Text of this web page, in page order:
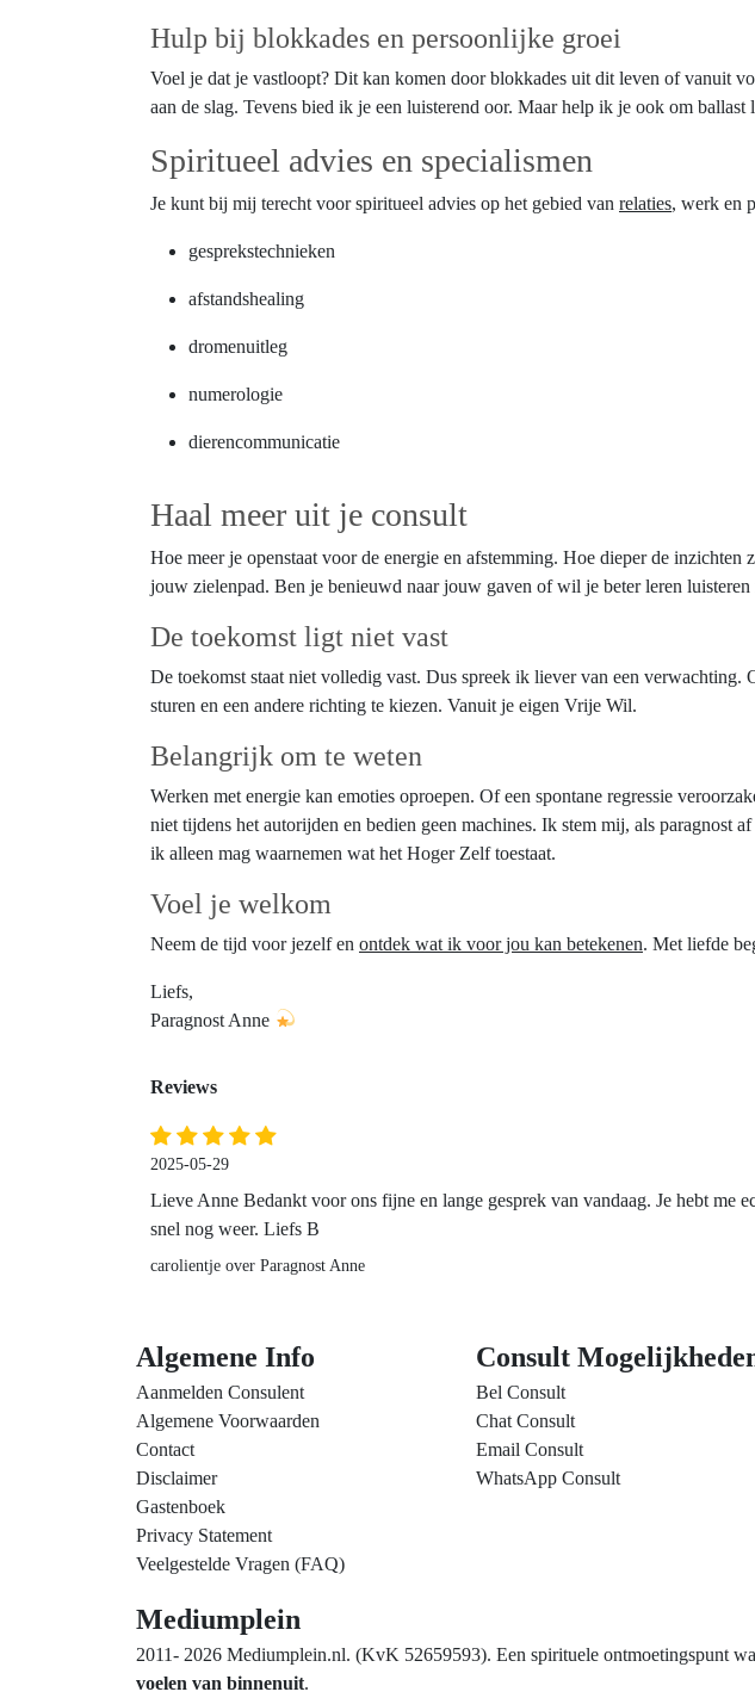
Hulp bij blokkades en persoonlijke groei
Voel je dat je vastloopt? Dit kan komen door blokkades uit dit leven of vanuit
aan de slag. Tevens bied ik je een luisterend oor. Maar help ik je ook om
Spiritueel advies en specialismen
Je kunt bij mij terecht voor spiritueel advies op het gebied van relaties, werk en
gesprekstechnieken
afstandshealing
dromenuitleg
numerologie
dierencommunicatie
Haal meer uit je consult
Hoe meer je openstaat voor de energie en afstemming. Hoe dieper de inzichten
jouw zielenpad. Ben je benieuwd naar jouw gaven of wil je beter leren
De toekomst ligt niet vast
De toekomst staat niet volledig vast. Dus spreek ik liever van een verwachting.
sturen en een andere richting te kiezen. Vanuit je eigen Vrije Wil.
Belangrijk om te weten
Werken met energie kan emoties oproepen. Of een spontane regressie
niet tijdens het autorijden en bedien geen machines. Ik stem mij, als paragnost
ik alleen mag waarnemen wat het Hoger Zelf toestaat.
Voel je welkom
Neem de tijd voor jezelf en ontdek wat ik voor jou kan betekenen. Met liefde
Liefs,
Paragnost Anne
Reviews
2025-05-29
Lieve Anne Bedankt voor ons fijne en lange gesprek van vandaag. Je hebt
snel nog weer. Liefs B
carolientje over Paragnost Anne
Algemene Info
Aanmelden Consulent
Algemene Voorwaarden
Contact
Disclaimer
Gastenboek
Privacy Statement
Veelgestelde Vragen (FAQ)
Consult
Bel Consult
Chat Consult
Email Consult
WhatsApp Consult
Mediumplein
2011- 2026 Mediumplein.nl. (KvK 52659593). Een spirituele ontmoetingspunt
voelen van binnenuit.